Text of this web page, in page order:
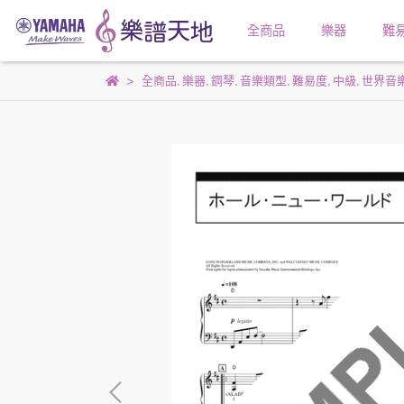
全商品 樂器 難
全商品 樂器, 鋼琴, 音樂類型 難易度, 中級 世界音